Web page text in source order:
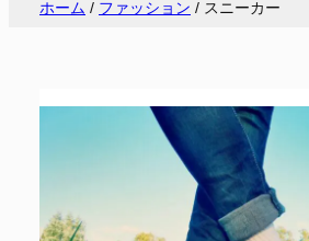
ホーム / ファッション / スニーカー